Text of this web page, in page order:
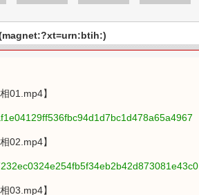
(magnet:?xt=urn:btih:)
01.mp4】
02.mp4】
03.mp4】